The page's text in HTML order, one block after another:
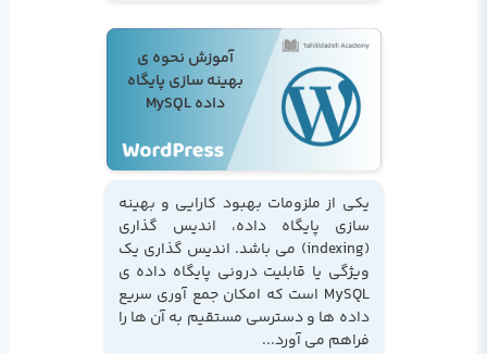
آموزش نحوه ی
بهینه سازی پایگاه
داده MySQL
یکی از ملزومات بهبود کارایی و بهینه
سازی پایگاه داده، اندیس گذاری
(indexing) می باشد. اندیس گذاری یک
ویژگی یا قابلیت درونی پایگاه داده ی
MySQL است که امکان جمع آوری سریع
داده ها و دسترسی مستقیم به آن ها را
فراهم می آورد...